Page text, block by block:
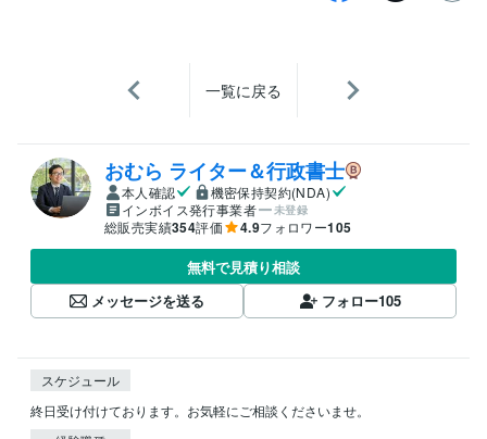
一覧に戻る
おむら ライター＆行政書士
本人確認
機密保持契約(NDA)
インボイス発行事業者
未登録
総販売実績354評価 4.9フォロワー105
無料で見積り相談
メッセージを送る
フォロー105
スケジュール
終日受け付けております。お気軽にご相談くださいませ。